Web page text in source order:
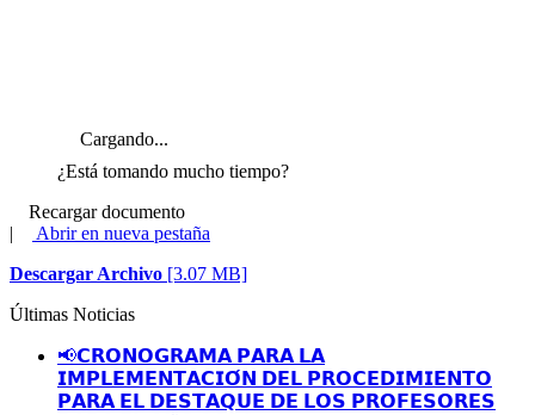
Cargando...
¿Está tomando mucho tiempo?
Recargar documento
|
Abrir en nueva pestaña
Descargar Archivo [3.07 MB]
Últimas Noticias
📢𝗖𝗥𝗢𝗡𝗢𝗚𝗥𝗔𝗠𝗔 𝗣𝗔𝗥𝗔 𝗟𝗔
𝗜𝗠𝗣𝗟𝗘𝗠𝗘𝗡𝗧𝗔𝗖𝗜𝗢́𝗡 𝗗𝗘𝗟 𝗣𝗥𝗢𝗖𝗘𝗗𝗜𝗠𝗜𝗘𝗡𝗧𝗢
𝗣𝗔𝗥𝗔 𝗘𝗟 𝗗𝗘𝗦𝗧𝗔𝗤𝗨𝗘 𝗗𝗘 𝗟𝗢𝗦 𝗣𝗥𝗢𝗙𝗘𝗦𝗢𝗥𝗘𝗦